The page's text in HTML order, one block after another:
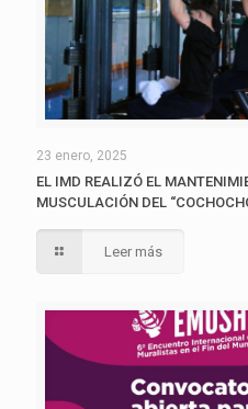
23 enero, 2025
EL IMD REALIZÓ EL
MUSCULACIÓN DEL
Leer más